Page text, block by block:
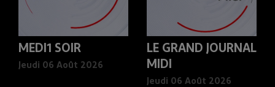
MEDI1 SOIR
Jeudi 06 Août 2026
LE GRAND JOURNAL
MIDI
Jeudi 06 Août 2026